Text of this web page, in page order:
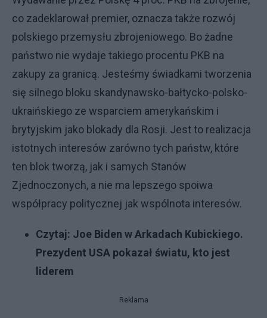
co zadeklarował premier, oznacza także rozwój
polskiego przemysłu zbrojeniowego. Bo żadne
państwo nie wydaje takiego procentu PKB na
zakupy za granicą. Jesteśmy świadkami tworzenia
się silnego bloku skandynawsko-bałtycko-polsko-
ukraińskiego ze wsparciem amerykańskim i
brytyjskim jako blokady dla Rosji. Jest to realizacja
istotnych interesów zarówno tych państw, które
ten blok tworzą, jak i samych Stanów
Zjednoczonych, a nie ma lepszego spoiwa
współpracy politycznej jak wspólnota interesów.
Czytaj: Joe Biden w Arkadach Kubickiego.
Prezydent USA pokazał światu, kto jest
liderem
Reklama